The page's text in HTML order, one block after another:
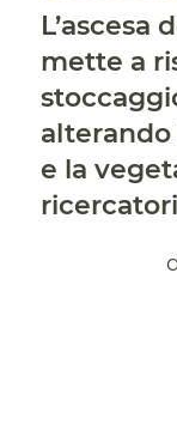
L’ascesa
mette a
alterando
e la